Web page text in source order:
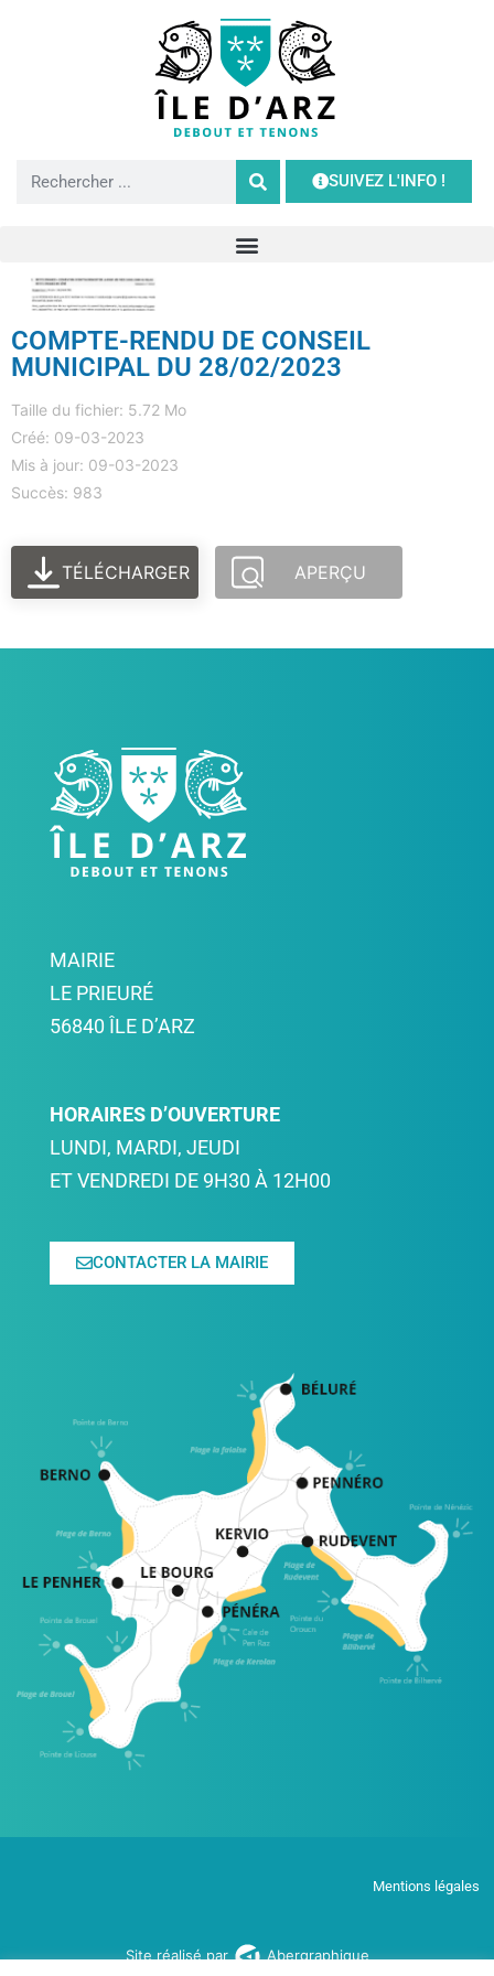
SUIVEZ L'INFO !
COMPTE-RENDU DE CONSEIL
MUNICIPAL DU 28/02/2023
Taille du fichier: 5.72 Mo
Créé: 09-03-2023
Mis à jour: 09-03-2023
Succès: 983
TÉLÉCHARGER APERÇU
MAIRIE
LE PRIEURÉ
56840 ÎLE D’ARZ
HORAIRES D’OUVERTURE
LUNDI, MARDI, JEUDI
ET VENDREDI DE 9H30 À 12H00
CONTACTER LA MAIRIE
Mentions légales
Site réalisé par Abergraphique